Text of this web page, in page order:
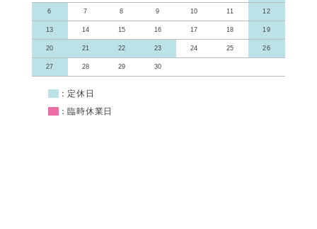
6 7 8 9 10 11 12
13 14 15 16 17 18 19
20 21 22 23 24 25 26
27 28 29 30
：定休日
：臨時休業日